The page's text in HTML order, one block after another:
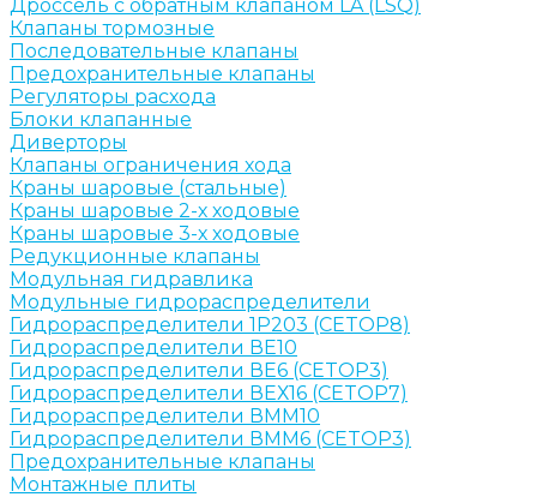
Дроссель с обратным клапаном LA (LSQ)
Клапаны тормозные
Последовательные клапаны
Предохранительные клапаны
Регуляторы расхода
Блоки клапанные
Диверторы
Клапаны ограничения хода
Краны шаровые (стальные)
Краны шаровые 2-х ходовые
Краны шаровые 3-х ходовые
Редукционные клапаны
Модульная гидравлика
Модульные гидрораспределители
Гидрораспределители 1Р203 (CETOP8)
Гидрораспределители ВЕ10
Гидрораспределители ВЕ6 (CETOP3)
Гидрораспределители ВЕХ16 (CETOP7)
Гидрораспределители ВММ10
Гидрораспределители ВММ6 (CETOP3)
Предохранительные клапаны
Монтажные плиты